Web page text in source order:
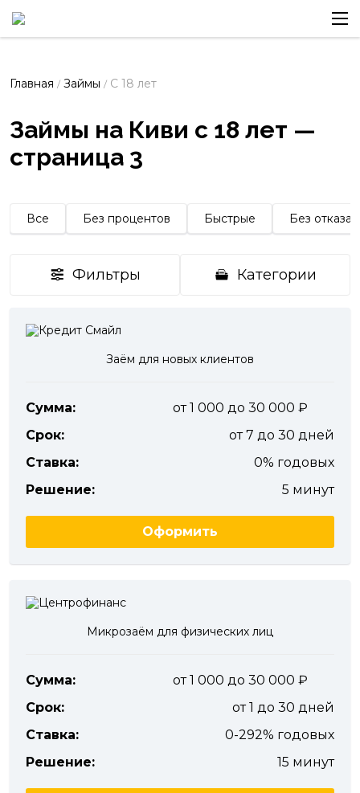
Главная / Займы / С 18 лет
Займы на Киви с 18 лет —
страница 3
Все Без процентов Быстрые Без отказа
Фильтры Категории
Заём для новых клиентов
Сумма:
от 1 000 до 30 000
Срок:
от 7 до 30 дней
Ставка:
0% годовых
Решение:
5 минут
Оформить
Микрозаём для физических лиц
Сумма:
от 1 000 до 30 000
Срок:
от 1 до 30 дней
Ставка:
0-292% годовых
Решение:
15 минут